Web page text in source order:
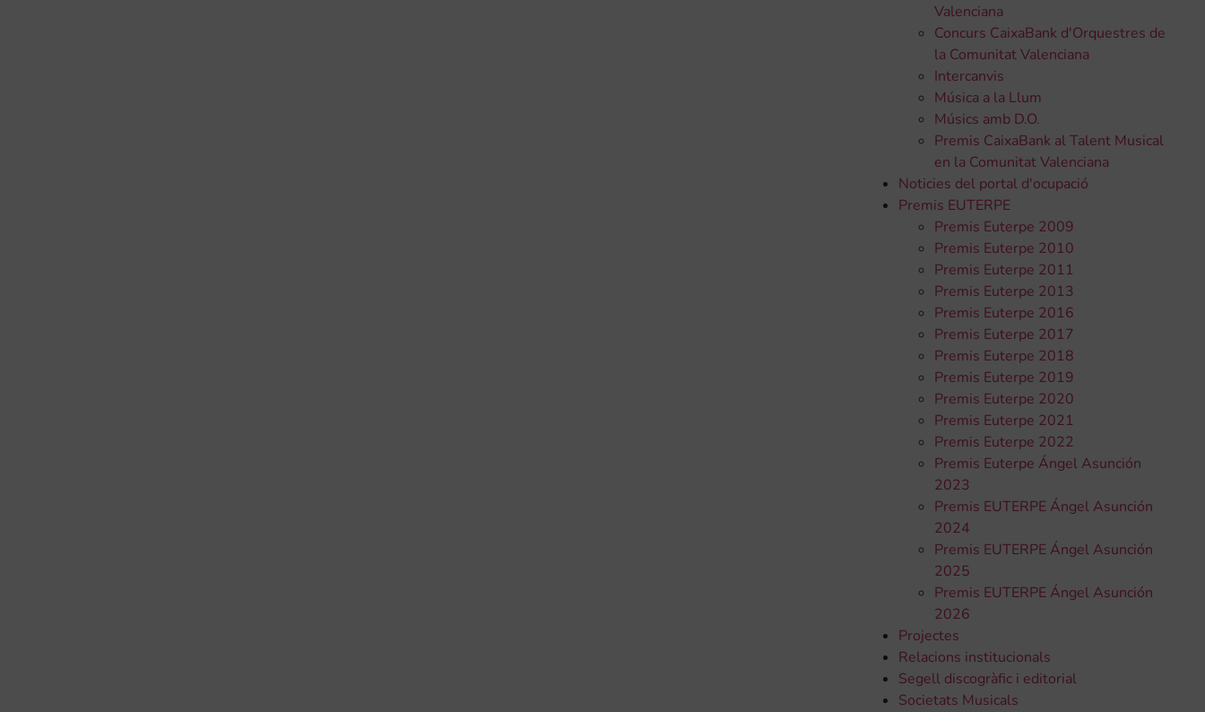
Valenciana
Concurs CaixaBank d'Orquestres de
la Comunitat Valenciana
Intercanvis
Música a la Llum
Músics amb D.O.
Premis CaixaBank al Talent Musical
en la Comunitat Valenciana
Noticies del portal d'ocupació
Premis EUTERPE
Premis Euterpe 2009
Premis Euterpe 2010
Premis Euterpe 2011
Premis Euterpe 2013
Premis Euterpe 2016
Premis Euterpe 2017
Premis Euterpe 2018
Premis Euterpe 2019
Premis Euterpe 2020
Premis Euterpe 2021
Premis Euterpe 2022
Premis Euterpe Ángel Asunción
2023
Premis EUTERPE Ángel Asunción
2024
Premis EUTERPE Ángel Asunción
2025
Premis EUTERPE Ángel Asunción
2026
Projectes
Relacions institucionals
Segell discogràfic i editorial
Societats Musicals